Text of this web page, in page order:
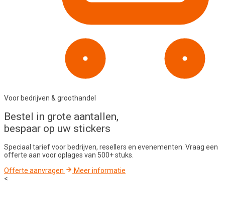
Voor bedrijven & groothandel
Bestel in grote aantallen,
bespaar op uw stickers
Speciaal tarief voor bedrijven, resellers en evenementen. Vraag een
offerte aan voor oplages van 500+ stuks.
Offerte aanvragen
Meer informatie
<